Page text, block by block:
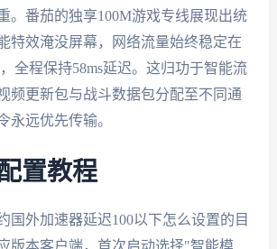
。番茄的独享100M游戏专线展现出统
特效淹没屏幕，网络流量始终稳定在
全程保持58ms延迟。这归功于智能流
频更新包与战斗数据包分配至不同通
永远优先传输。
置教程
国外加速器延迟100以下怎么设置的目